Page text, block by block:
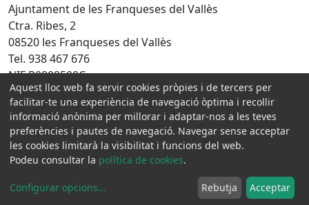
Ajuntament de les Franqueses del Vallès
Ctra. Ribes, 2
08520 les Franqueses del Vallès
Tel. 938 467 676
NIF P0808500C
Amb la col·laboració de:
Aquest lloc web fa servir cookies pròpies i de tercers per
facilitar-te una experiència de navegació òptima i recollir
informació anònima per millorar i adaptar-nos a les teves
preferències i pautes de navegació. Navegar sense acceptar
les cookies limitarà la visibilitat i funcions del web.
Podeu consultar la política de cookies.
Configurar opcions... Rebutja Acceptar